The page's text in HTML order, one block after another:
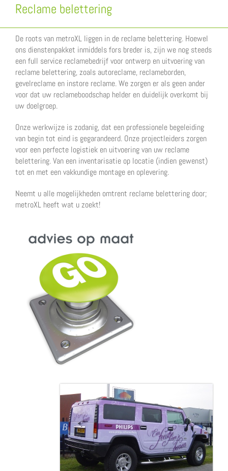
Reclame belettering
De roots van metroXL liggen in de reclame belettering. Hoewel
ons dienstenpakket inmiddels fors breder is, zijn we nog steeds
een full service reclamebedrijf voor ontwerp en uitvoering van
reclame belettering, zoals autoreclame, reclameborden,
gevelreclame en instore reclame. We zorgen er als geen ander
voor dat uw reclameboodschap helder en duidelijk overkomt bij
uw doelgroep.
Onze werkwijze is zodanig, dat een professionele begeleiding
van begin tot eind is gegarandeerd. Onze projectleiders zorgen
voor een perfecte logistiek en uitvoering van uw reclame
belettering. Van een inventarisatie op locatie (indien gewenst)
tot en met een vakkundige montage en oplevering.
Neemt u alle mogelijkheden omtrent reclame belettering door;
metroXL heeft wat u zoekt!